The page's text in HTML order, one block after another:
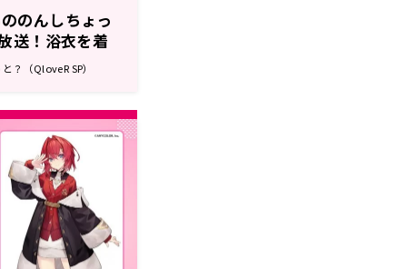
のんしちょっ
送！浴衣を着
”』をお送り
んしちょっ
？（QloveR SP）